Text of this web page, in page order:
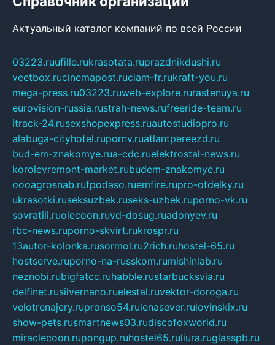
Актуальный каталог компаний по всей России
03223.ruufille.rukrasotata.ruprazdnikdushi.ru
veetbox.rucinemapost.ruciam-fr.rukraft-you.ru
mega-press.ru03223.ruweb-explore.rurastenuya.ru
eurovision-russia.rustrah-news.rufreeride-team.ru
itrack-24.rusexshopexpress.ruautostudiopro.ru
alabuga-cityhotel.rupornv.ruatlantpereezd.ru
bud-em-znakomye.rua-cdc.ruelektrostal-news.ru
korolevremont-market.rubudem-znakomye.ru
oooagrosnab.rufpodaso.ruemfire.rupro-otdelky.ru
ukrasotki.ruseksuzbek.ruseks-uzbek.ruporno-vk.ru
sovratili.ruolecoon.ruvd-dosug.ruadonyev.ru
rbc-news.ruporno-skvirt.rukrospr.ru
13autor-kolonka.rusormol.ru2rich.ruhostel-65.ru
hostserve.ruporno-na-russkom.rumishinlab.ru
neznobi.rubigfatcc.ruhabble.rustarbucksvia.ru
delfinet.rusilvernano.ruelestal.ruvektor-doroga.ru
velotrenajery.rupronso54.rulenasever.rulovinskix.ru
show-pets.rusmartnews03.rudiscofoxworld.ru
miraclecoon.rupongup.ruhostel65.ruliura.ruglasspb.ru